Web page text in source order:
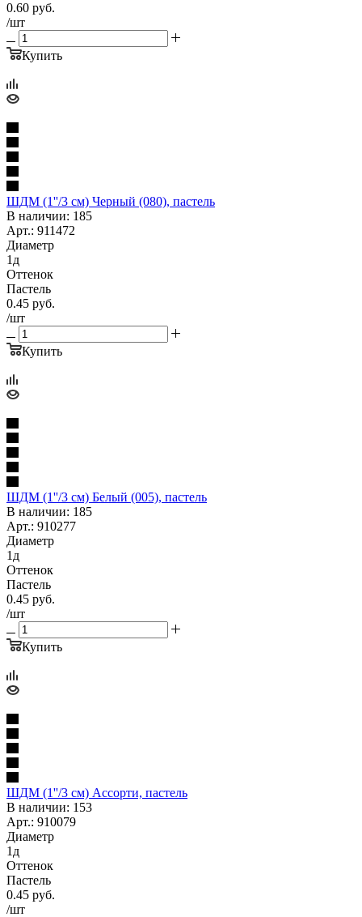
0.60 руб.
/шт
Купить
ШДМ (1''/3 см) Черный (080), пастель
В наличии: 185
Арт.: 911472
Диаметр
1д
Оттенок
Пастель
0.45 руб.
/шт
Купить
ШДМ (1''/3 см) Белый (005), пастель
В наличии: 185
Арт.: 910277
Диаметр
1д
Оттенок
Пастель
0.45 руб.
/шт
Купить
ШДМ (1''/3 см) Ассорти, пастель
В наличии: 153
Арт.: 910079
Диаметр
1д
Оттенок
Пастель
0.45 руб.
/шт